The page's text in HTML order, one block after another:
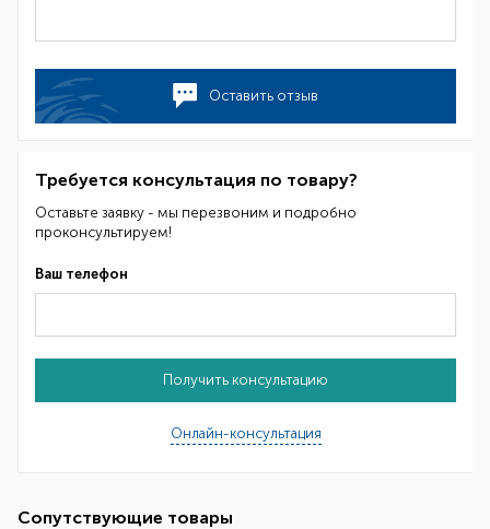
Оставить отзыв
Требуется консультация по товару?
Оставьте заявку - мы перезвоним и подробно
проконсультируем!
Ваш телефон
Получить консультацию
Онлайн-консультация
Сопутствующие товары